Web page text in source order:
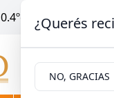
0.4ºc | Villa la
¿Querés
NO, GRACIAS